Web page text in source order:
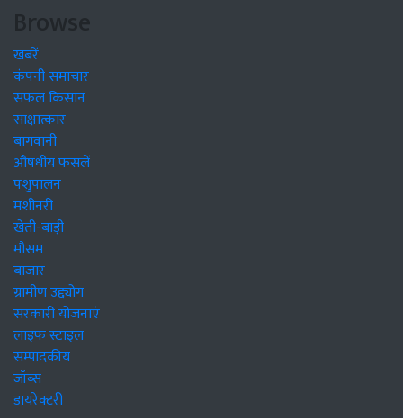
Browse
खबरें
कंपनी समाचार
सफल किसान
साक्षात्कार
बागवानी
औषधीय फसलें
पशुपालन
मशीनरी
खेती-बाड़ी
मौसम
बाजार
ग्रामीण उद्द्योग
सरकारी योजनाएं
लाइफ स्टाइल
सम्पादकीय
जॉब्स
डायरेक्टरी